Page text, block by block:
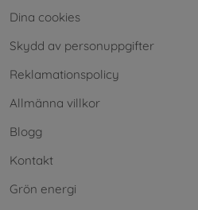
Dina cookies
Skydd av personuppgifter
Reklamationspolicy
Allmänna villkor
Blogg
Kontakt
Grön energi